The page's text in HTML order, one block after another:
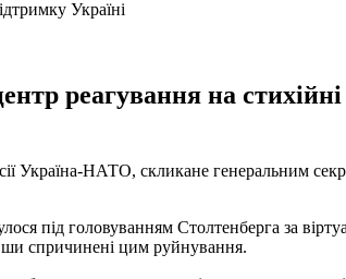
реагування на
Україна-НАТО, скликане генеральним
під головуванням Столтенберга за
спричинені цим руйнування.